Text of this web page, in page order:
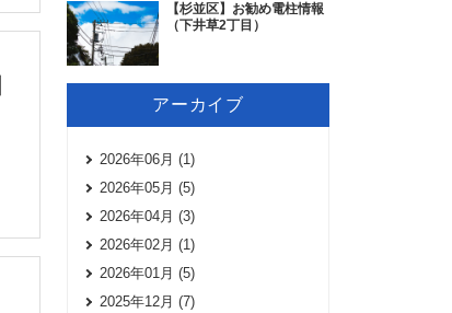
【杉並区】お勧め電柱情報
（下井草2丁目）
アーカイブ
2026年06月 (1)
2026年05月 (5)
2026年04月 (3)
2026年02月 (1)
2026年01月 (5)
2025年12月 (7)